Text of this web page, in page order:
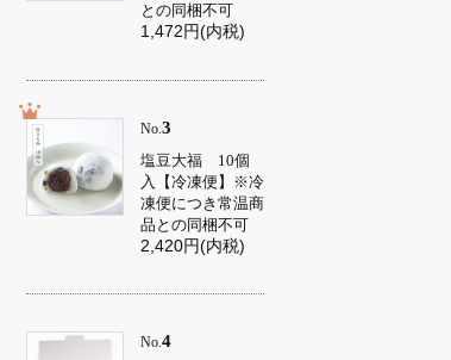
との同梱不可
1,472円(内税)
No. 3
塩豆大福 10個
入【冷凍便】※冷
凍便につき常温商
品との同梱不可
2,420円(内税)
No.4